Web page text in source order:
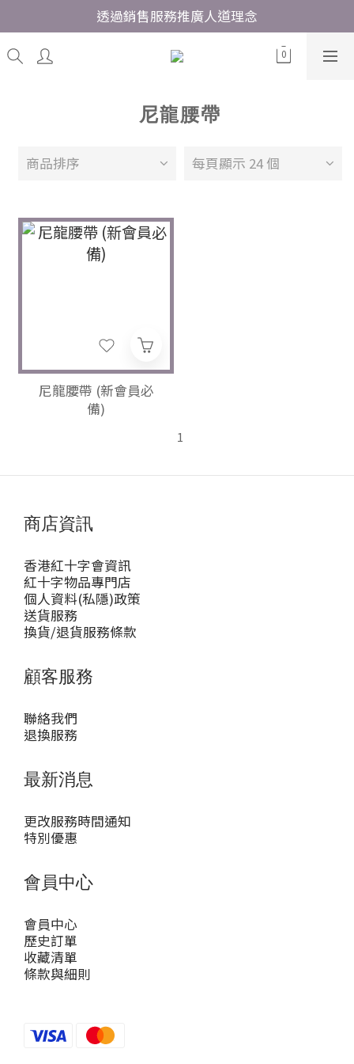
透過銷售服務推廣人道理念
尼龍腰帶
商品排序 每頁顯示 24 個
尼龍腰帶 (新會員必
備)
1
商店資訊
香港紅十字會資訊
紅十字物品專門店
個人資料(私隱)政策
送貨服務
換貨/退貨服務條款
顧客服務
聯絡我們
退換服務
最新消息
更改服務時間通知
特別優惠
會員中心
會員中心
歷史訂單
收藏清單
條款與細則